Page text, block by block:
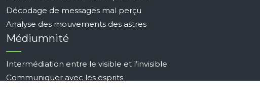
Décodage de messages mal perçu
Analyse des mouvements des astres
Médiumnité
Intermédiation entre le visible et l’invisible
Communiquer avec les esprits